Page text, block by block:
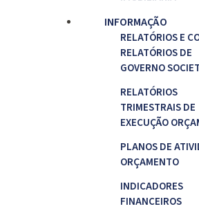
INFORMAÇÃO
RELATÓRIOS E
RELATÓRIOS DE
GOVERNO
RELATÓRIOS
TRIMESTRAIS DE
EXECUÇÃO
PLANOS DE
ORÇAMENTO
INDICADORES
FINANCEIROS